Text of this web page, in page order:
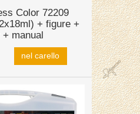
Color 72209
+ figure +
+ manual
nel carello